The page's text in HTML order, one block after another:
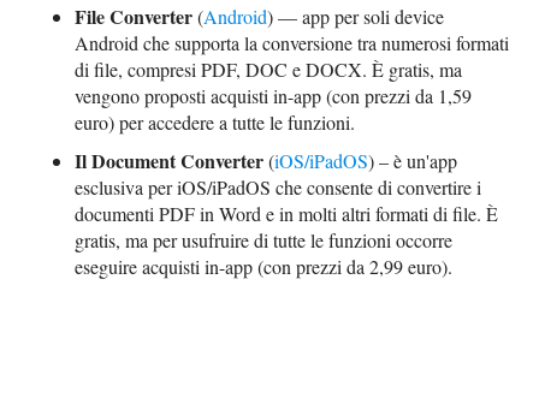
File Converter(Android) — app per soli device
Android che supporta la conversione tra numerosi formati
di file, compresi PDF, DOC e DOCX. È gratis, ma
vengono proposti acquisti in-app (con prezzi da 1,59
euro) per accedere a tutte le funzioni.
Il Document Converter(iOS/iPadOS) – è un'app
esclusiva per iOS/iPadOS che consente di convertire i
documenti PDF in Word e in molti altri formati di file. È
gratis, ma per usufruire di tutte le funzioni occorre
eseguire acquisti in-app (con prezzi da 2,99 euro).